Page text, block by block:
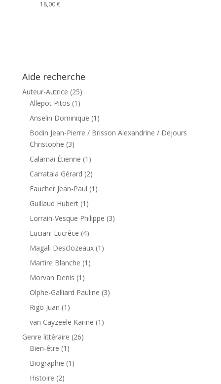
18,00€
Aide recherche
Auteur-Autrice (25)
Allepot Pitos (1)
Anselin Dominique (1)
Bodin Jean-Pierre / Brisson Alexandrine / Dejours
Christophe (3)
Calamai Étienne (1)
Carratala Gérard (2)
Faucher Jean-Paul (1)
Guillaud Hubert (1)
Lorrain-Vesque Philippe (3)
Luciani Lucrèce (4)
Magali Desclozeaux (1)
Martire Blanche (1)
Morvan Denis (1)
Olphe-Galliard Pauline (3)
Rigo Juan (1)
van Cayzeele Karine (1)
Genre littéraire (26)
Bien-être (1)
Biographie (1)
Histoire (2)